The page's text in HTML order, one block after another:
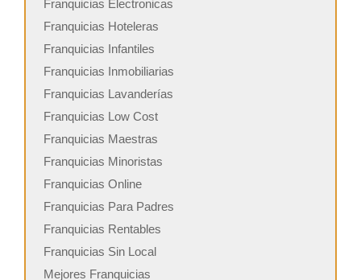
Franquicias Electronicas
Franquicias Hoteleras
Franquicias Infantiles
Franquicias Inmobiliarias
Franquicias Lavanderías
Franquicias Low Cost
Franquicias Maestras
Franquicias Minoristas
Franquicias Online
Franquicias Para Padres
Franquicias Rentables
Franquicias Sin Local
Mejores Franquicias